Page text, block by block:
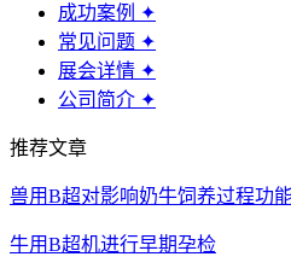
成功案例 ✦
常见问题 ✦
展会详情 ✦
公司简介 ✦
推荐文章
兽用B超对影响奶牛饲养过程功
牛用B超机进行早期孕检